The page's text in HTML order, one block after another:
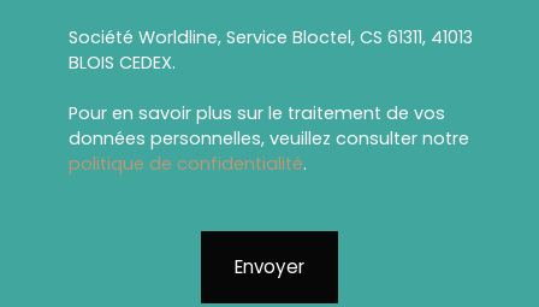
Société Worldline, Service Bloctel, CS 61311, 41013
BLOIS CEDEX.
Pour en savoir plus sur le traitement de vos
données personnelles, veuillez consulter notre
politique de confidentialité.
Envoyer